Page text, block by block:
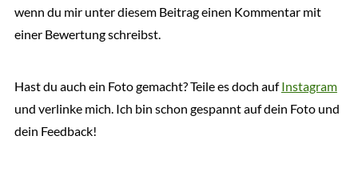
wenn du mir unter diesem Beitrag einen Kommentar mit
einer Bewertung schreibst.
Hast du auch ein Foto gemacht? Teile es doch aufInstagram
und verlinke mich. Ich bin schon gespannt auf dein Foto und
dein Feedback!